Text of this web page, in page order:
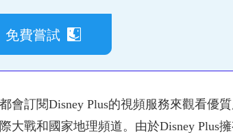
免費嘗試
會訂閱Disney Plus的視頻服務來觀看優
大戰和國家地理頻道。由於Disney Plus